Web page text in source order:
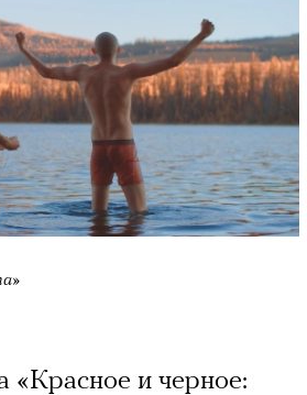
«Красное и черное: